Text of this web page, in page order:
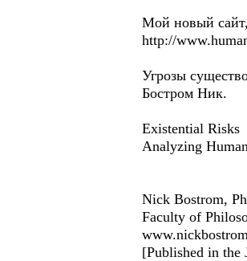
Мой новый
http://
Угрозы
Бостром Ник.
Existential Risks
Analyzing
Nick Bostrom,
Faculty of
[Published in the